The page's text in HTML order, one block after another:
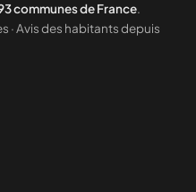
communes de France.
· Avis des habitants depuis